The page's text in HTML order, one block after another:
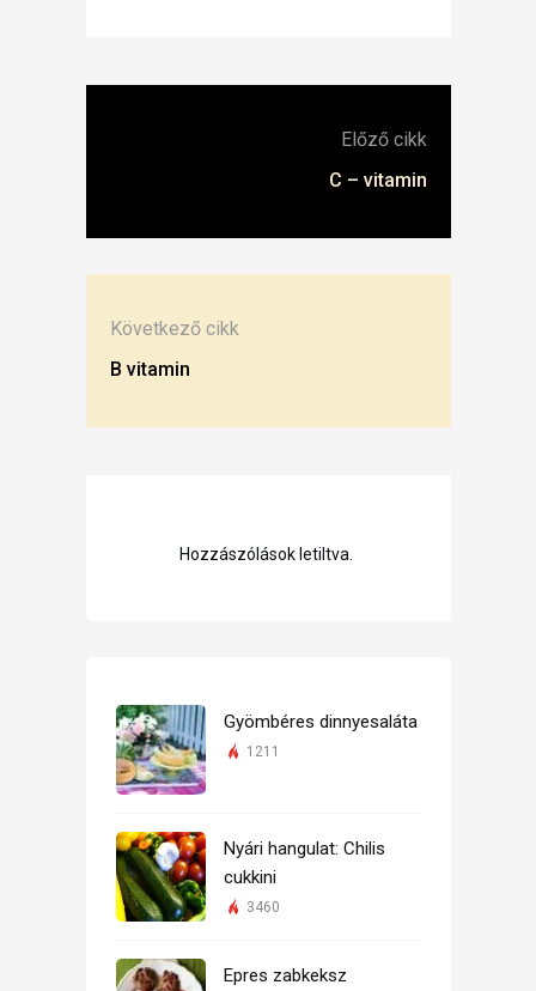
Előző cikk
C – vitamin
Következő cikk
B vitamin
Hozzászólások letiltva.
Gyömbéres dinnyesaláta
1211
Nyári hangulat: Chilis
cukkini
3460
Epres zabkeksz